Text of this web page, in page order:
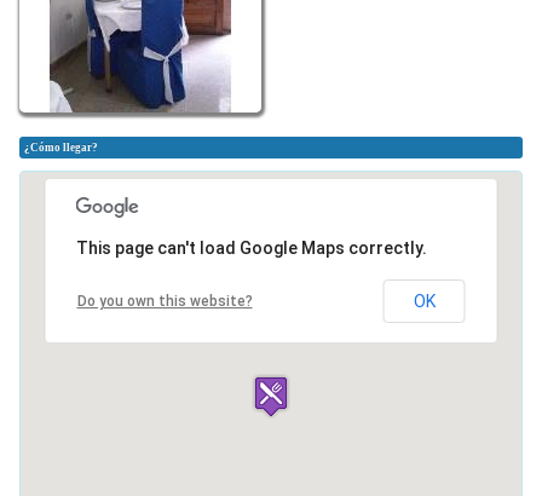
¿Cómo llegar?
This page can't load Google Maps correctly.
Do you own this website? OK